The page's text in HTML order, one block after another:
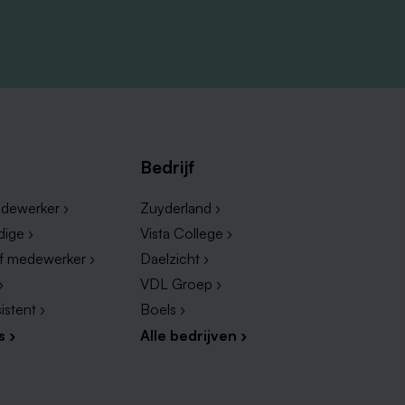
›
›
medewerker ›
›
›
Bedrijf
Zuyderland ›
Vista College ›
Daelzicht ›
VDL Groep ›
Boels ›
Alle bedrijven ›